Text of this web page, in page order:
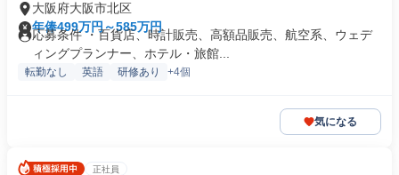
大阪府大阪市北区
年俸499万円～585万円
応募条件 ・百貨店、時計販売、高額品販売、航空系、ウェデ
ィングプランナー、ホテル・旅館...
転勤なし 英語 研修あり +4個
気になる
正社員